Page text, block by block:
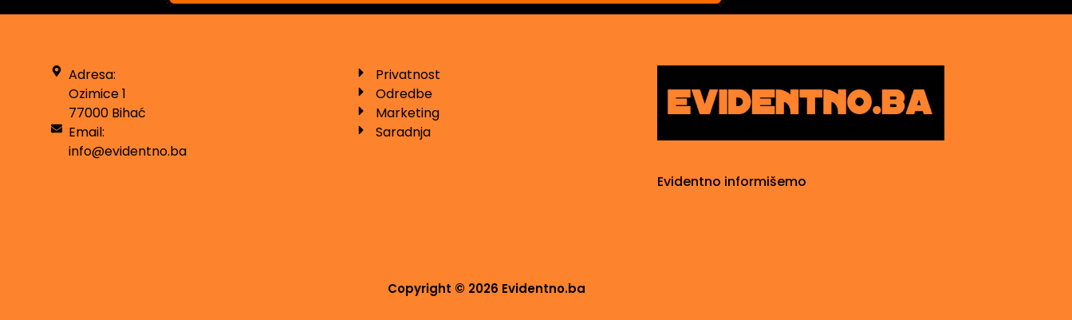
Adresa:
Ozimice 1
77000 Bihać
Email:
info@evidentno.ba
Privatnost
Odredbe
Marketing
Saradnja
Evidentno informišemo
Copyright © 2026 Evidentno.ba